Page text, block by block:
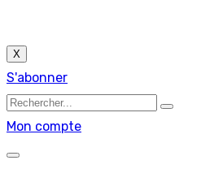
X
S'abonner
Mon compte